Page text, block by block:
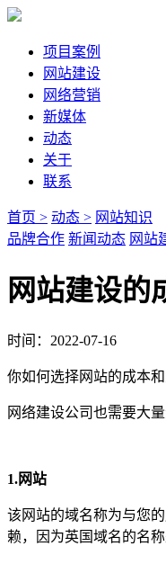
项目案例
网站建设
网络营销
新媒体
动态
关于
联系
首页 > 动态 > 网站知识
品牌合作 新闻动态 网站
网站建设的
时间：2022-07-16
你如何选择网站的成本和
网络建设公司也需要大
1.网站
该网站的域名称为与您
赖，因为英国域名的名称